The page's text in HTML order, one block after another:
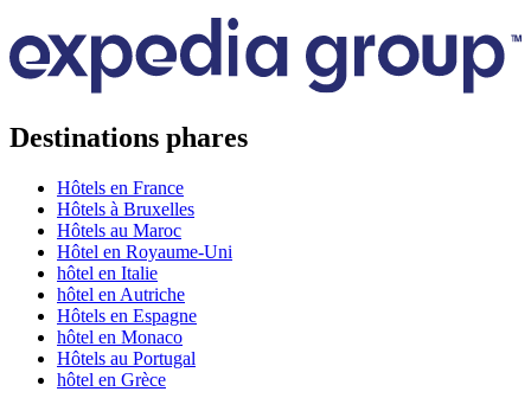
Destinations phares
Hôtels en France
Hôtels à Bruxelles
Hôtels au Maroc
Hôtel en Royaume-Uni
hôtel en Italie
hôtel en Autriche
Hôtels en Espagne
hôtel en Monaco
Hôtels au Portugal
hôtel en Grèce